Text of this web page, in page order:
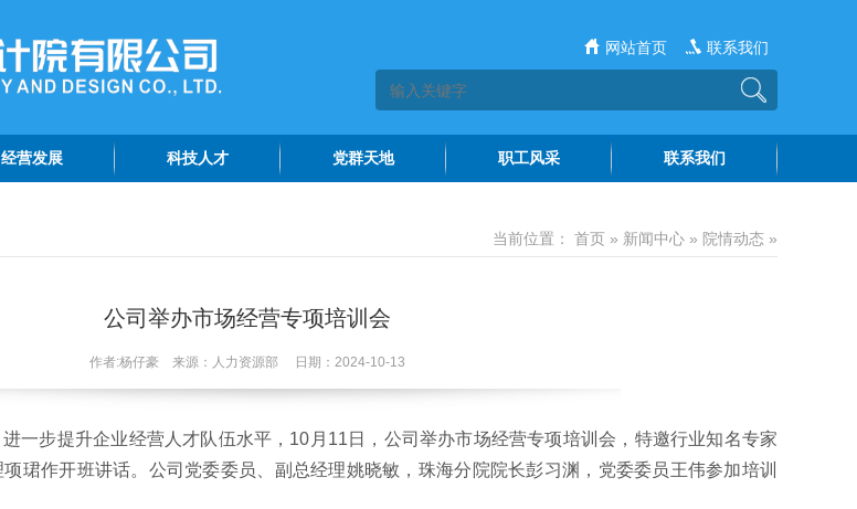
网站首页 联系我们
经营发展 科技人才 党群天地 职工风采 联系我们
水苑讲坛
当前位置： 首页 » 新闻中心 » 院情动态 »
公司举办市场经营专项培训会
作者:杨仔豪 来源：人力资源部 日期：2024-10-13
一步提升企业经营人才队伍水平，10月11日，公司举办市场经营专项培训会，特邀行业知名专家
珺作开班讲话。公司党委委员、副总经理姚晓敏，珠海分院院长彭习渊，党委委员王伟参加培训